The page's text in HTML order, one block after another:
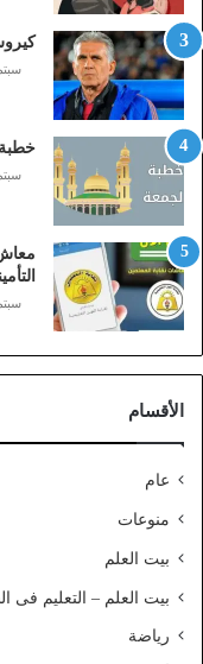
,
م
و
ب
ا
ي
ل
ي
ز
ي
ن
)
ا
ل
ف
ا
ا
ط
سبتمبر
خطبة
سبتمبر
سبتمبر
الأقسام
عام
منوعات
بيت العلم
بيت العلم – التعليم فى
رياضة